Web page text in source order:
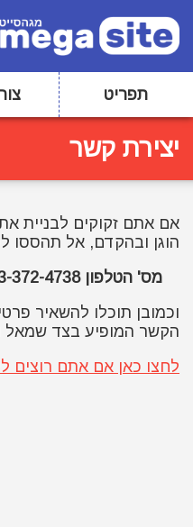
תפריט
יצירת קשר
אם אתם זקוקים לבניית
הוגן ובהקדם, אל תהססו
מס' הטלפון 03-372-4738
וכמובן תוכלו להשאיר
הקשר המופיע בצד שמאל
לחצו כאן אם אתם רוצים